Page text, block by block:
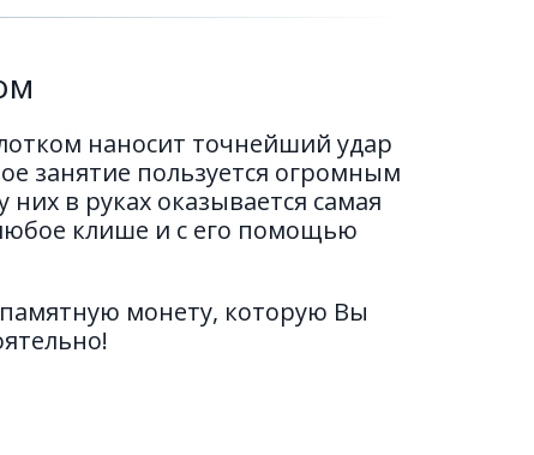
наносит точнейший удар
занятие пользуется огромным
в руках оказывается самая
клише и с его помощью
монету, которую Вы